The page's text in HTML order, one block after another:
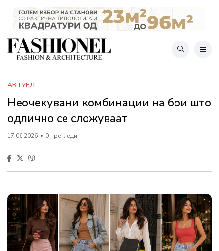
АКТУЕЛ
Неочекувани комбинации на бои што
одлично се сложуваат
17.06.2026 0 прегледи